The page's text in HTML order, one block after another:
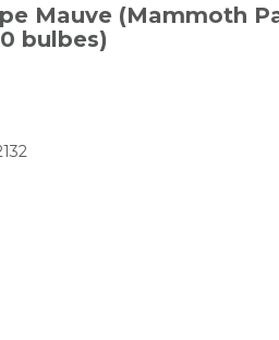
Mauve (Mammoth
bulbes)